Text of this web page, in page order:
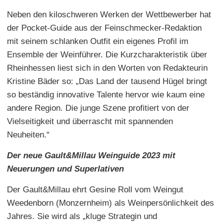
Neben den kiloschweren Werken der Wettbewerber hat
der Pocket-Guide aus der Feinschmecker-Redaktion
mit seinem schlanken Outfit ein eigenes Profil im
Ensemble der Weinführer. Die Kurzcharakteristik über
Rheinhessen liest sich in den Worten von Redakteurin
Kristine Bäder so: „Das Land der tausend Hügel bringt
so beständig innovative Talente hervor wie kaum eine
andere Region. Die junge Szene profitiert von der
Vielseitigkeit und überrascht mit spannenden
Neuheiten.“
Der neue Gault&Millau Weinguide 2023 mit
Neuerungen und Superlativen
Der Gault&Millau ehrt Gesine Roll vom Weingut
Weedenborn (Monzernheim) als Weinpersönlichkeit des
Jahres. Sie wird als „kluge Strategin und